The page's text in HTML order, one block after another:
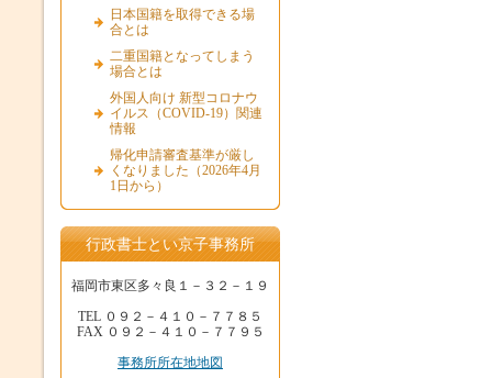
日本国籍を取得できる場
合とは
二重国籍となってしまう
場合とは
外国人向け 新型コロナウ
イルス（COVID-19）関連
情報
帰化申請審査基準が厳し
くなりました（2026年4月
1日から）
行政書士とい京子事務所
福岡市東区多々良１－３２－１９
TEL ０９２－４１０－７７８５
FAX ０９２－４１０－７７９５
事務所所在地地図